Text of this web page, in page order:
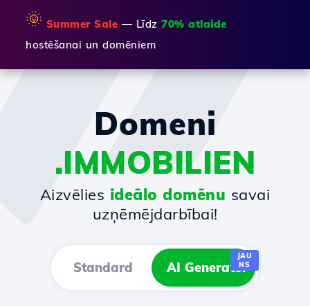
🌞 Summer Sale — Līdz 70% atlaide
hostēšanai un domēniem
Domeni
.IMMOBILIEN
Aizvēlies ideālo domēnu savai
uzņēmējdarbībai!
Standard AI Generator
JAU
NS